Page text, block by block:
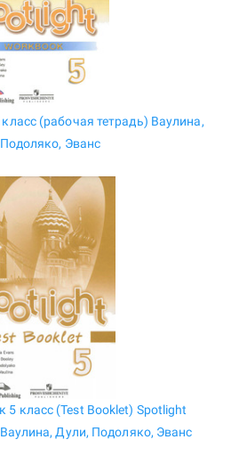
(рабочая тетрадь) Ваулина,
Эванс
5 класс (Test Booklet) Spotlight
Дули, Подоляко, Эванс